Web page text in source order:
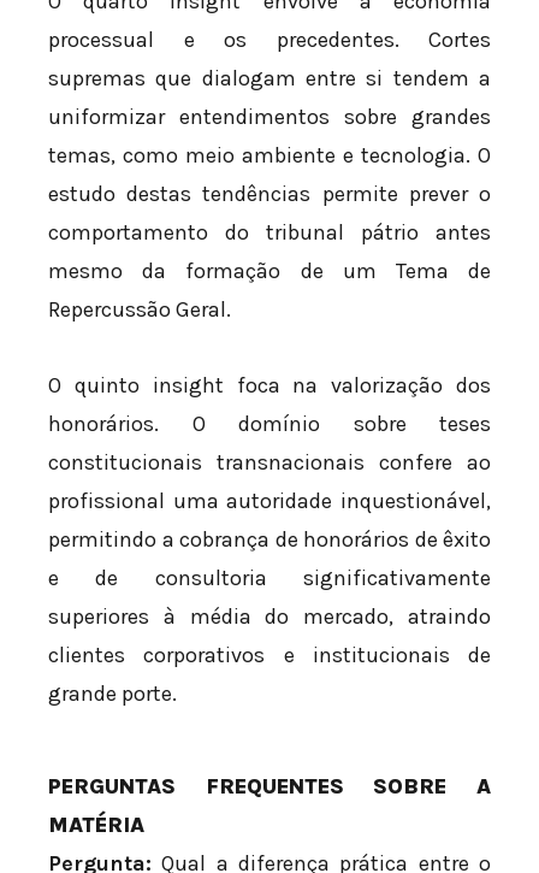
processual e os precedentes. Cortes
supremas que dialogam entre si tendem a
uniformizar entendimentos sobre grandes
temas, como meio ambiente e tecnologia. O
estudo destas tendências permite prever o
comportamento do tribunal pátrio antes
mesmo da formação de um Tema de
Repercussão Geral.
O quinto insight foca na valorização dos
honorários. O domínio sobre teses
constitucionais transnacionais confere ao
profissional uma autoridade inquestionável,
permitindo a cobrança de honorários de êxito
e de consultoria significativamente
superiores à média do mercado, atraindo
clientes corporativos e institucionais de
grande porte.
PERGUNTAS FREQUENTES SOBRE A
MATÉRIA
Pergunta: Qual a diferença prática entre o